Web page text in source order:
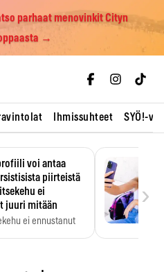
parhaat menovinkit Cityn
→
Ihmissuhteet SYÖ!-
voi antaa
piirteistä
ei
juuri mitään
ei ennustanut
›